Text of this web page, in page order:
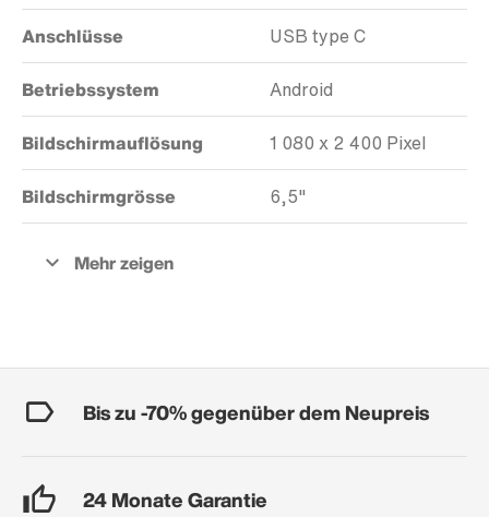
Anschlüsse USB type C
Betriebssystem Android
Bildschirmauflösung 1 080 x 2 400 Pixel
Bildschirmgrösse 6,5"
Bis zu -70% gegenüber dem Neupreis
24 Monate Garantie